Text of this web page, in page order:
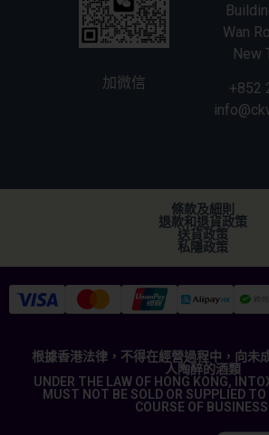
加微信
Wan
New
+852
條款及細則
退款和退貨政策
送貨政策
私隱政策
根據香港法律，不得在經營過程中，向未
人陶醉的酒類
UNDER THE LAW OF HONG KONG,
MUST NOT BE SOLD OR SUPPLIED
COURSE OF BUSINESS.